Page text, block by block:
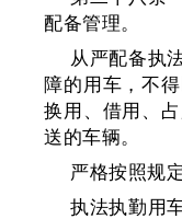
配备管理。
从严配备执
障的用车，不
换用、借用、
送的车辆。
严格按照规
执法执勤用